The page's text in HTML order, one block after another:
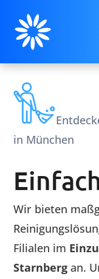
in München
Wir bieten
Filialen im
Starnberg an.